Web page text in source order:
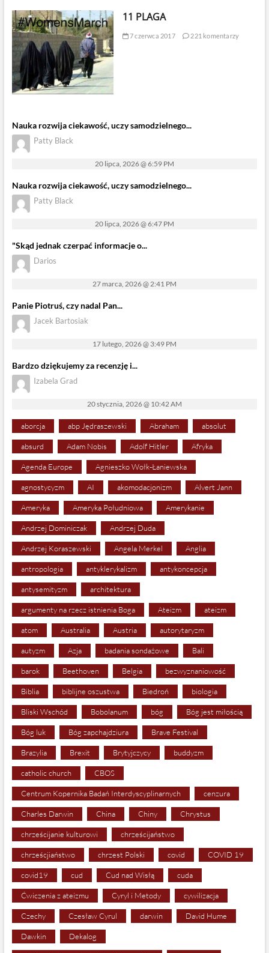
11 PLAGA
7 czerwca 2017 221 komentarzy
Nauka rozwija ciekawość, uczy samodzielnego...
Patty Black
20 lipca, 2026 @ 6:59 PM
Nauka rozwija ciekawość, uczy samodzielnego...
Patty Black
20 lipca, 2026 @ 6:47 PM
"Skąd jednak czerpać informacje o...
Darios
27 marca, 2026 @ 2:41 PM
Panie Piotruś, czy nadal Pan...
Jacek Bartosiak
17 lutego, 2026 @ 3:49 PM
Bardzo dziękujemy za recenzję i...
Izabela Grad
20 stycznia, 2026 @ 10:42 AM
aborcja abp Jędraszewski Abraham absolut
absurd Adam Nobis Adolf Hitler Afryka
Agenda Europe Agnieszko Wołk-Łaniewska
agnostycyzm AI akomodacjonizm Alvert Jann
Ameryka Ameryka Południowa Amerykanie
Andrzej Dominiczak Andrzej Duda
Andrzej Koraszewski Angela Merkel Anglia
antropologia antyklerykalizm antykoncepcja
antysemityzm architektura
argumenty na rzecz istnienia Boga Ateizm ateizm
atom Australia Austria autorytaryzm
autyzm Azja badania sondażowe Bali
barok Beethoven Belgia bezwyznaniowość
Biblia biblijne oszustwa Biedroń biologia
Bliski Wschód Bobolanum bóg Bóg jest miłością
Bóg luk Bóg zapchajdziura Brave Festival
Brazylia Brexit Brytyjczycy buddyzm
catholic church CBOS
Centrum Kopernika Badań Interdyscyplinarnych cenzura
Charles Darwin China Chiny Chrystus
chrześcijanie kulturowi chrześcijaństwo
chrześcjiaństwo chrzest Polski covid COVID 19
covid19 cud Cud nad Wisłą cuda
Ćwiczenia z ateizmu Cyryl i Metody cywilizacja
Czechy Czesław Cyrul darwin David Hume
Dawkin Dekalog